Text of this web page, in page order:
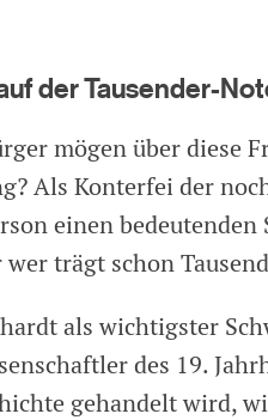
der Tausender-
mögen über diese
Als Konterfei der
einen
wer trägt schon
als wichtigster
des 19.
gehandelt wird,